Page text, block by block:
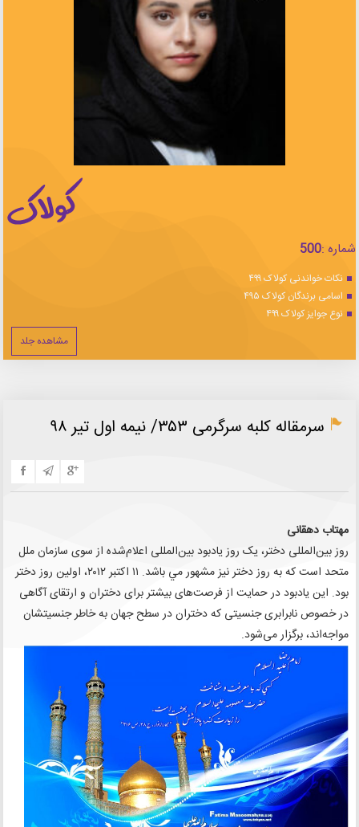
شماره :500
نکات خواندنی کولاک ۴۹۹
اسامی برندگان کولاک ۴۹۵
نوع جوایز کولاک ۴۹۹
مشاهده جلد
سرمقاله كلبه سرگرمی ۳۵۳/ نيمه اول تير ۹۸
مهتاب دهقانی
روز بین‌المللی دختر، یک روز یادبود بین‌المللی اعلام‌شده از سوی سازمان ملل
متحد است که به روز دختر نیز مشهور مي باشد. ۱۱ اکتبر ۲۰۱۲، اولین روز دختر
بود. این یادبود در حمایت از فرصت‌های بیشتر برای دختران و ارتقای آگاهی
در خصوص نابرابری جنسیتی که دختران در سطح جهان به خاطر جنسیتشان
مواجه‌اند، برگزار می‌شود.